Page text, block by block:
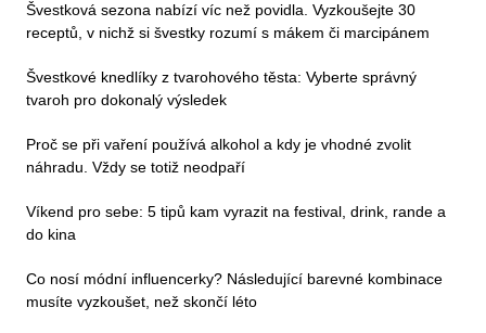
Švestková sezona nabízí víc než povidla. Vyzkoušejte 30
receptů, v nichž si švestky rozumí s mákem či marcipánem
Švestkové knedlíky z tvarohového těsta: Vyberte správný
tvaroh pro dokonalý výsledek
Proč se při vaření používá alkohol a kdy je vhodné zvolit
náhradu. Vždy se totiž neodpaří
Víkend pro sebe: 5 tipů kam vyrazit na festival, drink, rande a
do kina
Co nosí módní influencerky? Následující barevné kombinace
musíte vyzkoušet, než skončí léto